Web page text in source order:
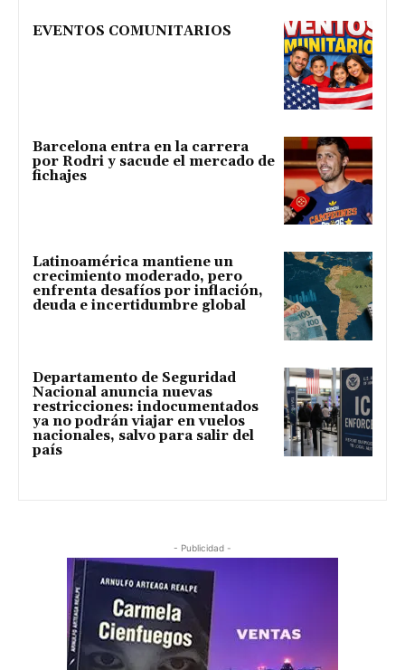
EVENTOS COMUNITARIOS
Barcelona entra en la carrera
por Rodri y sacude el mercado de
fichajes
Latinoamérica mantiene un
crecimiento moderado, pero
enfrenta desafíos por inflación,
deuda e incertidumbre global
Departamento de Seguridad
Nacional anuncia nuevas
restricciones: indocumentados
ya no podrán viajar en vuelos
nacionales, salvo para salir del
país
- Publicidad -